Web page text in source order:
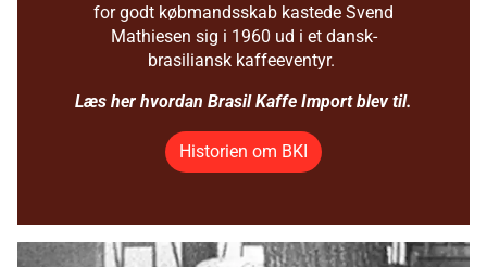
for godt købmandsskab kastede Svend
Mathiesen sig i 1960 ud i et dansk-
brasiliansk kaffeeventyr.
Læs her hvordan Brasil Kaffe Import blev til.
Historien om BKI